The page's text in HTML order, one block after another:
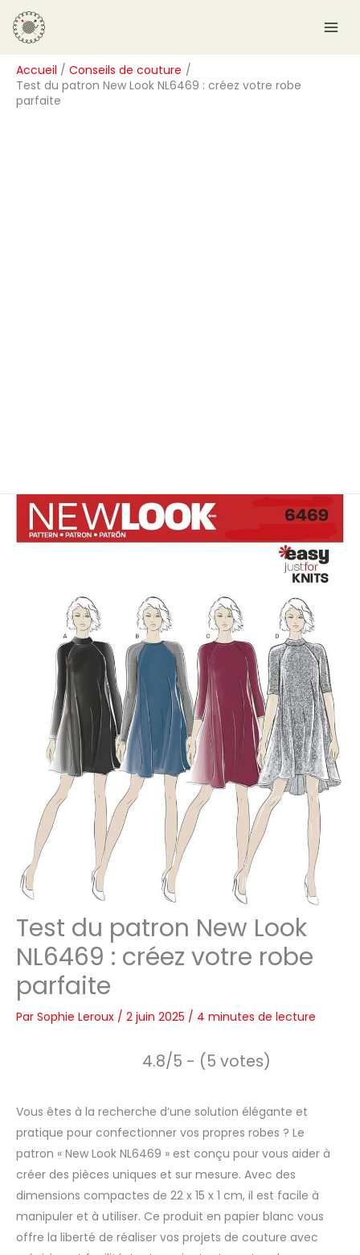
Aller
au
contenu
Accueil
Conseils de couture
Test du patron New Look NL6469 : créez votre robe
parfaite
Test du patron New Look
NL6469 : créez votre robe
parfaite
Par Sophie Leroux / 2 juin 2025 / 4 minutes de lecture
4.8/5 - (5 votes)
Vous êtes à la recherche d’une solution élégante et
pratique pour confectionner vos propres robes ? Le
patron « New Look NL6469 » est conçu pour vous aider à
créer des pièces uniques et sur mesure. Avec des
dimensions compactes de 22 x 15 x 1 cm, il est facile à
manipuler et à utiliser. Ce produit en papier blanc vous
offre la liberté de réaliser vos projets de couture avec
R
e
c
h
e